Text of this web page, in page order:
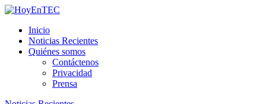
Saltar
contenido.
Inicio
Noticias Recientes
Quiénes somos
Contáctenos
Privacidad
Prensa